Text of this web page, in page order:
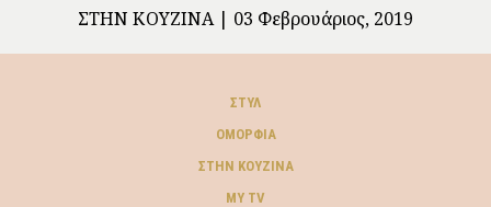
ΣΤΗΝ ΚΟΥΖΊΝΑ 03 Φεβρουάριος, 2019
ΣΤΥΛ
ΟΜΟΡΦΙΆ
ΣΤΗΝ ΚΟΥΖΊΝΑ
MY TV